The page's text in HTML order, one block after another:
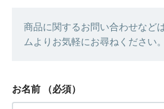
商品に関するお問い合わせなど
ムよりお気軽にお尋ねください。
お名前 （必須）